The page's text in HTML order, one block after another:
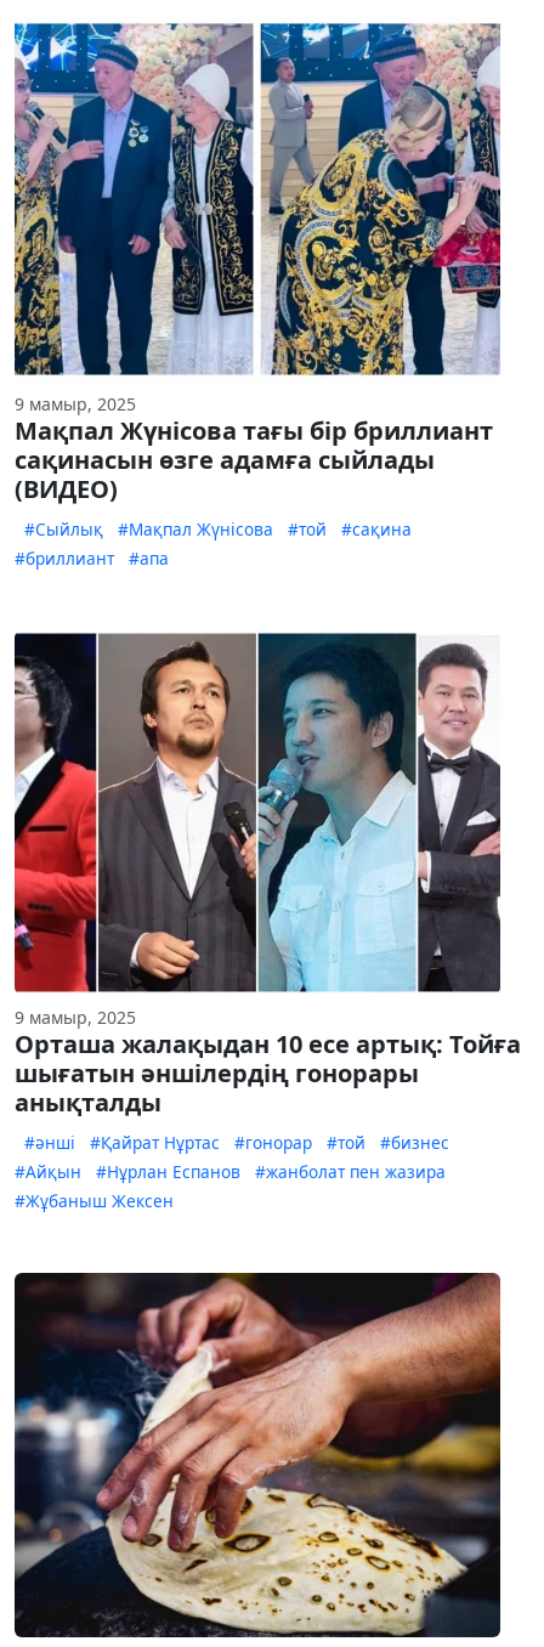
9 мамыр, 2025
Мақпал Жүнісова тағы бір бриллиант
сақинасын өзге адамға сыйлады
(ВИДЕО)
#Сыйлық #Мақпал Жүнісова #той
#сақина
#бриллиант
#апа
9 мамыр, 2025
Орташа жалақыдан 10 есе артық: Тойға
шығатын әншілердің гонорары
анықталды
#әнші #Қайрат Нұртас #гонорар #той
#бизнес
#Айқын
#Нұрлан Еспанов
#жанболат пен жазира
#Жұбаныш Жексен